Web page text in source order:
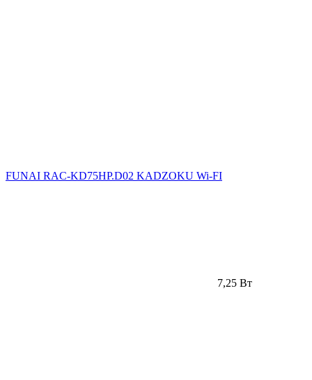
FUNAI RAC-KD75HP.D02 KADZOKU Wi-FI
7,25 Вт